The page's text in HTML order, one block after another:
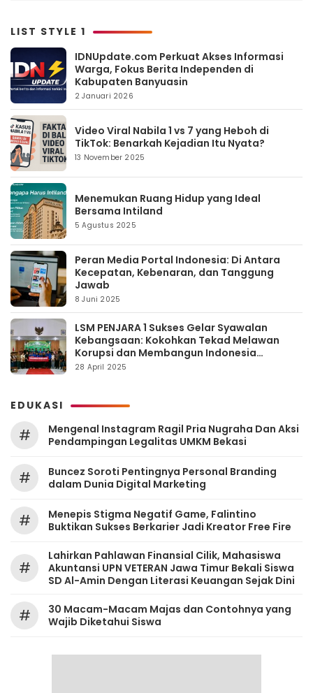
LIST STYLE 1
IDNUpdate.com Perkuat Akses Informasi
Warga, Fokus Berita Independen di
Kabupaten Banyuasin
2 Januari 2026
Video Viral Nabila 1 vs 7 yang Heboh di
TikTok: Benarkah Kejadian Itu Nyata?
13 November 2025
Menemukan Ruang Hidup yang Ideal
Bersama Intiland
5 Agustus 2025
Peran Media Portal Indonesia: Di Antara
Kecepatan, Kebenaran, dan Tanggung
Jawab
8 Juni 2025
LSM PENJARA 1 Sukses Gelar Syawalan
Kebangsaan: Kokohkan Tekad Melawan
Korupsi dan Membangun Indonesia
Berintegritas
28 April 2025
EDUKASI
#
Mengenal Instagram Ragil Pria Nugraha Dan Aksi
Pendampingan Legalitas UMKM Bekasi
#
‎Buncez Soroti Pentingnya Personal Branding
dalam Dunia Digital Marketing
#
Menepis Stigma Negatif Game, Falintino
Buktikan Sukses Berkarier Jadi Kreator Free Fire
#
Lahirkan Pahlawan Finansial Cilik, Mahasiswa
Akuntansi UPN VETERAN Jawa Timur Bekali Siswa
SD Al-Amin Dengan Literasi Keuangan Sejak Dini
#
30 Macam-Macam Majas dan Contohnya yang
Wajib Diketahui Siswa